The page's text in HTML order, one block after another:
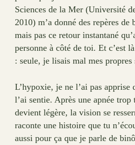
Sciences de la Mer (Université
2010) m’a donné des repères de
mais pas ce retour instantané
personne à côté de toi. Et c’est
: seule, je lisais mal mes propres
L’hypoxie, je ne l’ai pas apprise
l’ai sentie. Après une apnée trop
devient légère, la vision se
raconte une histoire que tu
aussi pour ça que je parle de